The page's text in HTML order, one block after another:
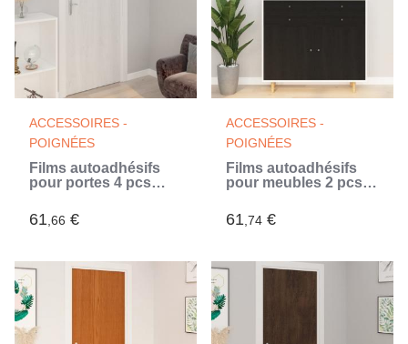
ACCESSOIRES -
POIGNÉES
Films autoadhésifs
pour portes 4 pcs
PVC (Blanc)
61,66 €
ACCESSOIRES -
POIGNÉES
Films autoadhésifs
pour meubles 2 pcs
PVC
61,74 €